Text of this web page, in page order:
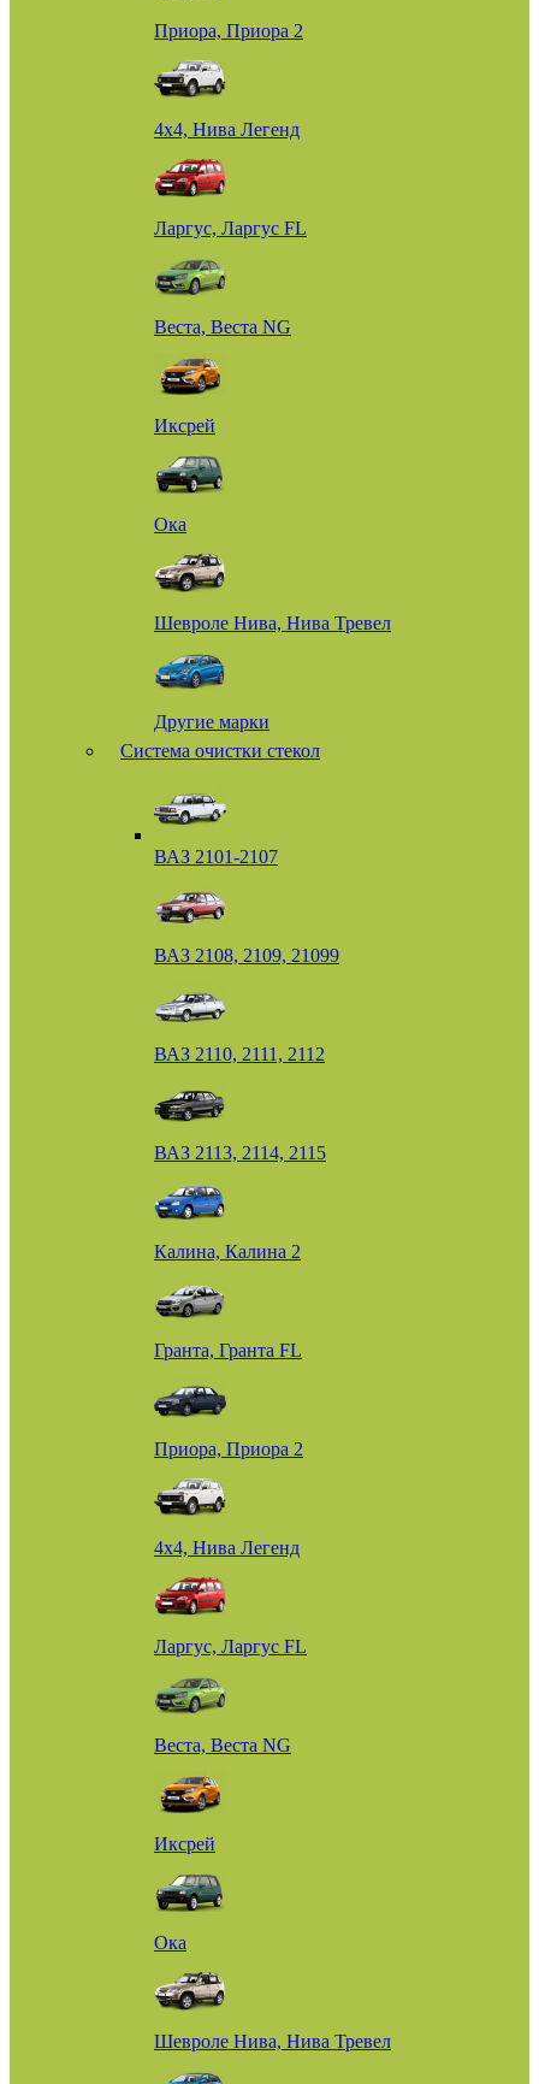
Приора, Приора 2
4х4, Нива Легенд
Ларгус, Ларгус FL
Веста, Веста NG
Иксрей
Ока
Шевроле Нива, Нива Тревел
Другие марки
Система очистки стекол
ВАЗ 2101-2107
ВАЗ 2108, 2109, 21099
ВАЗ 2110, 2111, 2112
ВАЗ 2113, 2114, 2115
Калина, Калина 2
Гранта, Гранта FL
Приора, Приора 2
4х4, Нива Легенд
Ларгус, Ларгус FL
Веста, Веста NG
Иксрей
Ока
Шевроле Нива, Нива Тревел